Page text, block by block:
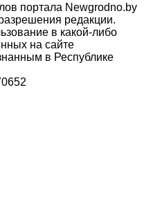
портала Newgrodno.by
редакции.
в какой-либо
на сайте
в Республике